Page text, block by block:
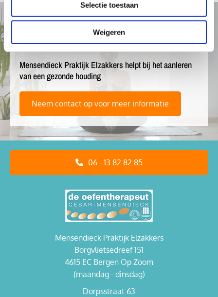
Selectie toestaan
Weigeren
Mensendieck Praktijk Elzakkers helpt bij het aanleren
van een gezonde houding
Neem contact op voor meer informatie
06 - 13 82 82 85
Mensendieck Praktijk Elzakkers
Borgvlietsedreef 151
4615 EC Bergen Op Zoom
(maandag - dinsdag)
Dorpsstraat 63